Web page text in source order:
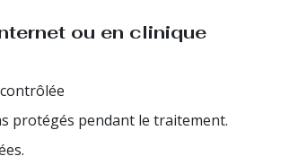
ou en clinique
protégés pendant le traitement.